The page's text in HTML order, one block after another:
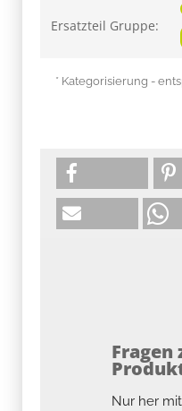
Ersatzteil Gruppe:
* Kategorisierung -
Fragen
Nur her